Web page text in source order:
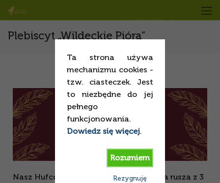
Ta strona używa
mechanizmu cookies -
tzw. ciasteczek. Jest
to niezbędne do jej
pełnego
funkcjonowania.
Dowiedz się więcej.
Rozumiem
Rezygnuję
Plebiscyt „Wildeckie Pióra”
Nasz Hufcowy Plebiscyt „Wildeckie Pióra rusza z 3